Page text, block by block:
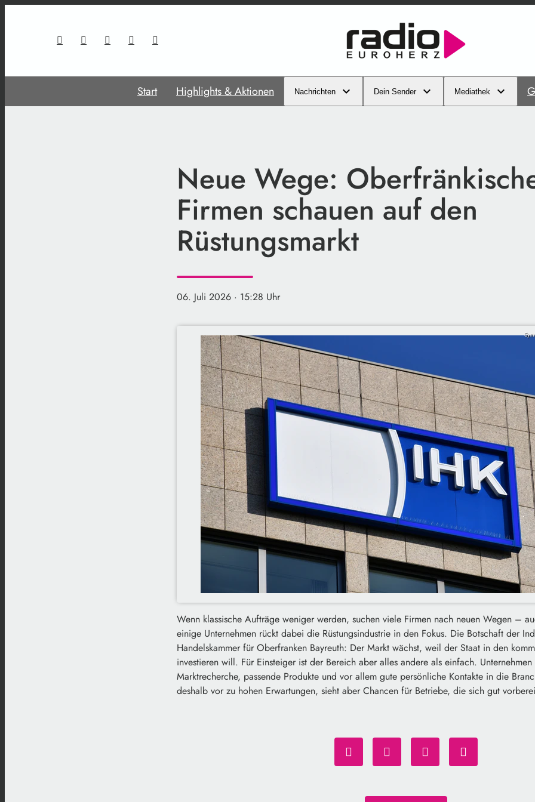
Start Highlights & Aktionen Nachrichten Dein Sender Mediathek
Neue Wege:
Firmen schauen auf den
Rüstungsmarkt
06. Juli 2026 · 15:28 Uhr
Wenn klassische Aufträge weniger werden, suchen viele Firmen nach neuen Wegen –
einige Unternehmen rückt dabei die Rüstungsindustrie in den Fokus. Die Botschaft der
Handelskammer für Oberfranken Bayreuth: Der Markt wächst, weil der Staat in den
investieren will. Für Einsteiger ist der Bereich aber alles andere als einfach.
Marktrecherche, passende Produkte und vor allem gute persönliche Kontakte in die
deshalb vor zu hohen Erwartungen, sieht aber Chancen für Betriebe, die sich gut